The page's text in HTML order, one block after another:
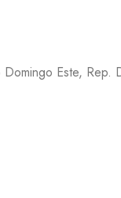
Este, Rep.